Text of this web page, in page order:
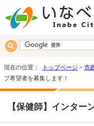
現在の位置： トップページ > 市
プ希望者を募集します！
【保健師】インター